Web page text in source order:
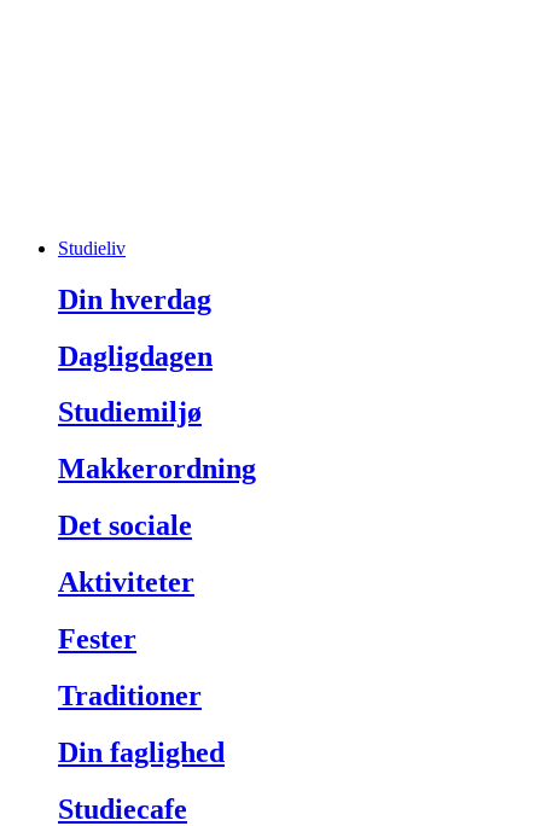
Studieliv
Din hverdag
Dagligdagen
Studiemiljø
Makkerordning
Det sociale
Aktiviteter
Fester
Traditioner
Din faglighed
Studiecafe